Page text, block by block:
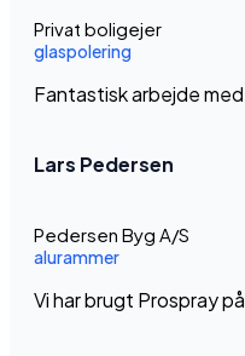
Privat boligejer
glaspolering
Fantastisk arbejde
Lars Pedersen
Pedersen Byg A/S
alurammer
Vi har brugt Prospray